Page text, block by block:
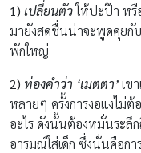
1) เปลี่ยนตัวให้ปะป๊า หรื
มายังสดชื่นน่าจะพูดคุยกั
พักใหญ่
2) ท่องคำว่า ‘เมตตา’เข
หลายๆ ครั้งการงอแงไม่
อะไร ดังนั้นต้องหมั่นระลึก
อารมณ์ใส่เด็ก ซึ่งนั่นคือกา